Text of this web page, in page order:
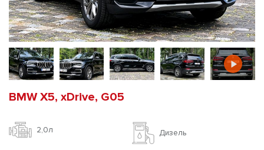
BMW X5, xDrive, G05
2,0л Дизель